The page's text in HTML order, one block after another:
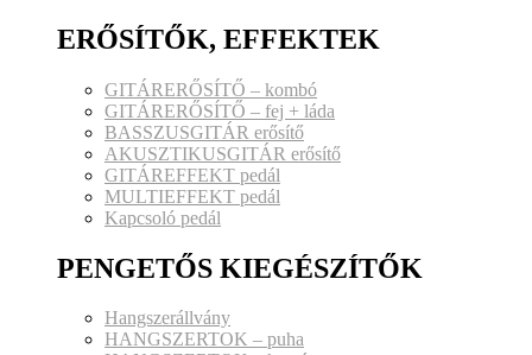
ERŐSÍTŐK, EFFEKTEK
GITÁRERŐSÍTŐ – kombó
GITÁRERŐSÍTŐ – fej + láda
BASSZUSGITÁR erősítő
AKUSZTIKUSGITÁR erősítő
GITÁREFFEKT pedál
MULTIEFFEKT pedál
Kapcsoló pedál
PENGETŐS KIEGÉSZÍTŐK
Hangszerállvány
HANGSZERTOK – puha